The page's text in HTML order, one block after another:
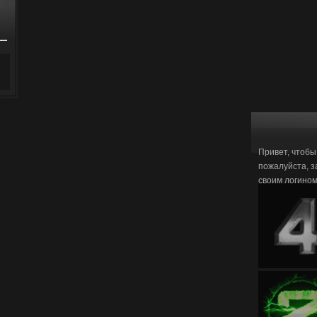
Привет,
пожалуйста,
своим логином